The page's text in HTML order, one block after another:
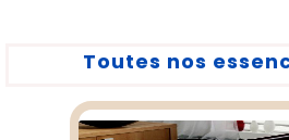
Toutes nos